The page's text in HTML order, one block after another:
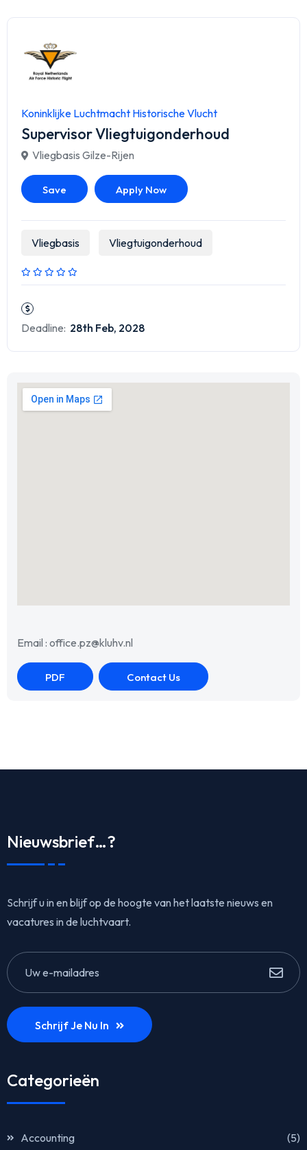
Koninklijke Luchtmacht Historische Vlucht
Supervisor Vliegtuigonderhoud
Vliegbasis Gilze-Rijen
Save Apply Now
Vliegbasis Vliegtuigonderhoud
Deadline: 28th Feb, 2028
Email : office.pz@kluhv.nl
PDF Contact Us
Nieuwsbrief…?
Schrijf u in en blijf op de hoogte van het laatste nieuws en
vacatures in de luchtvaart.
Schrijf Je Nu In
Categorieën
Accounting
(5)